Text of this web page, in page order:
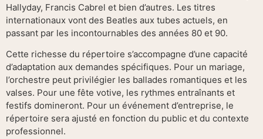
Hallyday, Francis Cabrel et bien d’autres. Les titres
internationaux vont des Beatles aux tubes actuels, en
passant par les incontournables des années 80 et 90.
Cette richesse du répertoire s’accompagne d’une capacité
d’adaptation aux demandes spécifiques. Pour un mariage,
l’orchestre peut privilégier les ballades romantiques et les
valses. Pour une fête votive, les rythmes entraînants et
festifs domineront. Pour un événement d’entreprise, le
répertoire sera ajusté en fonction du public et du contexte
professionnel.